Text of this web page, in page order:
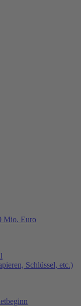
Mio. Euro
Schlüssel, etc.)